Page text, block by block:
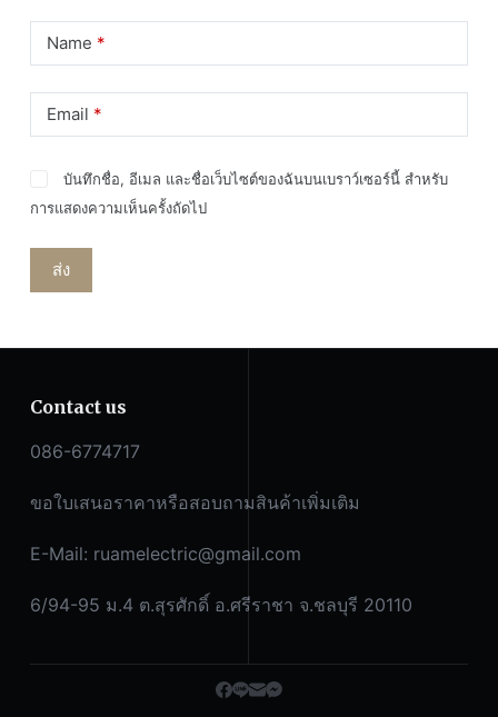
Name *
Email *
บันทึกชื่อ, อีเมล และชื่อเว็บไซต์ของฉันบนเบราว์เซอร์นี้ สำหรับ
การแสดงความเห็นครั้งถัดไป
ส่ง
Contact us
086-6774717
ขอใบเสนอราคาหรือสอบถามสินค้าเพิ่มเติม
E-Mail: ruamelectric@gmail.com
6/94-95 ม.4 ต.สุรศักดิ์ อ.ศรีราชา จ.ชลบุรี 20110